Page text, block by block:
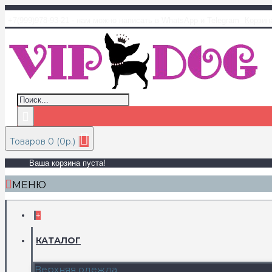
Товаров 0 (0р.)
Ваша корзина пуста!
МЕНЮ
+
КАТАЛОГ
Верхняя одежда